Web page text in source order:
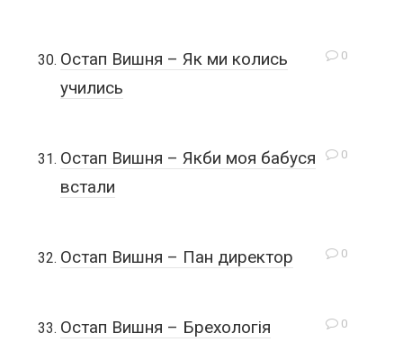
0
Остап Вишня – Як ми колись
учились
0
Остап Вишня – Якби моя бабуся
встали
0
Остап Вишня – Пан директор
0
Остап Вишня – Брехологія